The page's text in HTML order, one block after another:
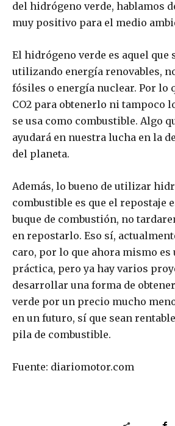
del hidrógeno verde, hablamos
muy positivo para el medio
El hidrógeno verde es aquel que
utilizando energía renovables,
fósiles o energía nuclear. Por lo
CO2 para obtenerlo ni tampoco
se usa como combustible. Algo
ayudará en nuestra lucha en la
del planeta.
Además, lo bueno de utilizar
combustible es que el repostaje
buque de combustión, no
en repostarlo. Eso sí,
caro, por lo que ahora mismo es
práctica, pero ya hay varios
desarrollar una forma de
verde por un precio mucho
en un futuro, sí que sean
pila de combustible.
Fuente: diariomotor.com